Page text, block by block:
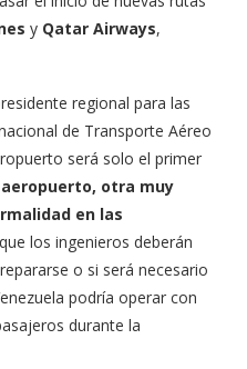
y Qatar Airways,
regional para las
de Transporte Aéreo
será solo el primer
otra muy
en las
los ingenieros deberán
o si será necesario
podría operar con
durante la